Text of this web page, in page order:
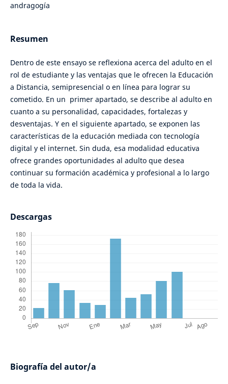
andragogía
Resumen
Dentro de este ensayo se reflexiona acerca del adulto en el
rol de estudiante y las ventajas que le ofrecen la Educación
a Distancia, semipresencial o en línea para lograr su
cometido. En un primer apartado, se describe al adulto en
cuanto a su personalidad, capacidades, fortalezas y
desventajas. Y en el siguiente apartado, se exponen las
características de la educación mediada con tecnología
digital y el internet. Sin duda, esa modalidad educativa
ofrece grandes oportunidades al adulto que desea
continuar su formación académica y profesional a lo largo
de toda la vida.
Descargas
Biografía del autor/a